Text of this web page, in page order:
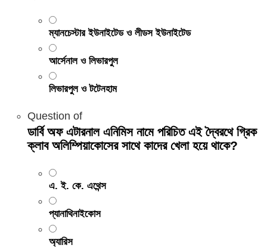
ম্যানচেস্টার ইউনাইটেড ও লীডস ইউনাইটেড
আর্সেনাল ও লিভারপুল
লিভারপুল ও টটেনহাম
Question of
ডার্বি অফ এটারনাল এনিমিস নামে পরিচিত এই দ্বৈরথে গ্রিক
ক্লাব অলিম্পিয়াকোসের সাথে কাদের খেলা হয়ে থাকে?
এ. ই. কে. এথেন্স
প্যানাথিনাইকোস
অ্যারিস